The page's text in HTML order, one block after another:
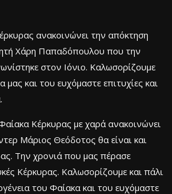
ανακοινώνει την απόκτηση
Χάρη Παπαδόπουλου που την
στον Ιόνιο. Καλωσορίζουμε
και του ευχόμαστε επιτυχίες και
Κέρκυρας με χαρά ανακοινώνει
Μάριος Θεόδοτος θα είναι και
Την χρονιά που μας πέρασε
Κέρκυρας. Καλωσορίζουμε και πάλι
του Φαίακα και του ευχόμαστε